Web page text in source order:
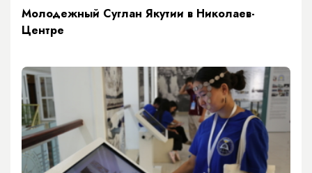
Молодежный Суглан Якутии в Николаев-
Центре